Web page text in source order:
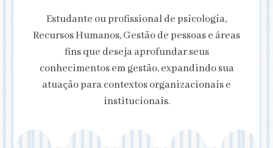
Estudante ou profissional de psicologia,
Recursos Humanos, Gestão de pessoas e áreas
fins que deseja aprofundar seus
conhecimentos em gestão, expandindo sua
atuação para contextos organizacionais e
institucionais.